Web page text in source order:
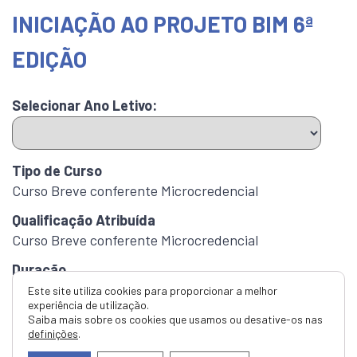
INICIAÇÃO AO PROJETO BIM 6ª
EDIÇÃO
Selecionar Ano Letivo:
Tipo de Curso
Curso Breve conferente Microcredencial
Qualificação Atribuída
Curso Breve conferente Microcredencial
Duração
81 Horas
Créditos ECTS
3.0
Este site utiliza cookies para proporcionar a melhor
experiência de utilização.
Saiba mais sobre os cookies que usamos ou desative-os nas
definições.